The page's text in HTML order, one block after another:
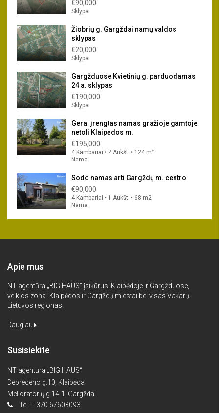
€90,000
Sklypai
Žiobrių g. Gargždai namų valdos
sklypas
€20,000
Sklypai
Gargžduose Kvietinių g. parduodamas
24 a. sklypas
€190,000
Sklypai
Gerai įrengtas namas gražioje gamtoje
netoli Klaipėdos m.
€195,000
4 Kambariai • 2 Aukšt. • 124 m²
Namai
Sodo namas arti Gargždų m. centro
€90,000
4 Kambariai • 1 Aukšt. • 68 m2
Namai
Apie mus
NT agentūra „BIG HAUS“ įsikūrusi Klaipėdoje ir Gargžduose,
veiklos zona- Klaipėdos ir Gargždų miestai bei visas Vakarų
Lietuvos regionas.
Daugiau
Susisiekite
NT agentūra „BIG HAUS“
Debreceno g.10, Klaipėda
Melioratorių g.14-1, Gargždai
Tel.: +370 67603093